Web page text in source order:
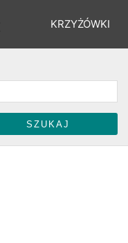
KRZYŻÓWKI
ŁAMIGŁÓWKI